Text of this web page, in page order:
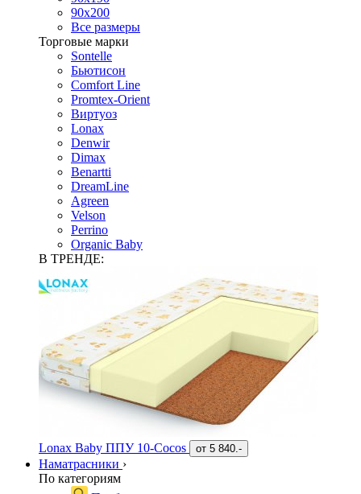
90х200
Все размеры
Торговые марки
Sontelle
Бьютисон
Comfort Line
Promtex-Orient
Виртуоз
Lonax
Denwir
Dimax
Benartti
DreamLine
Agreen
Velson
Perrino
Organic Baby
В ТРЕНДЕ:
Lonax Baby ППУ 10-Cocos от 5 840.-
Наматрасники ›
По категориям